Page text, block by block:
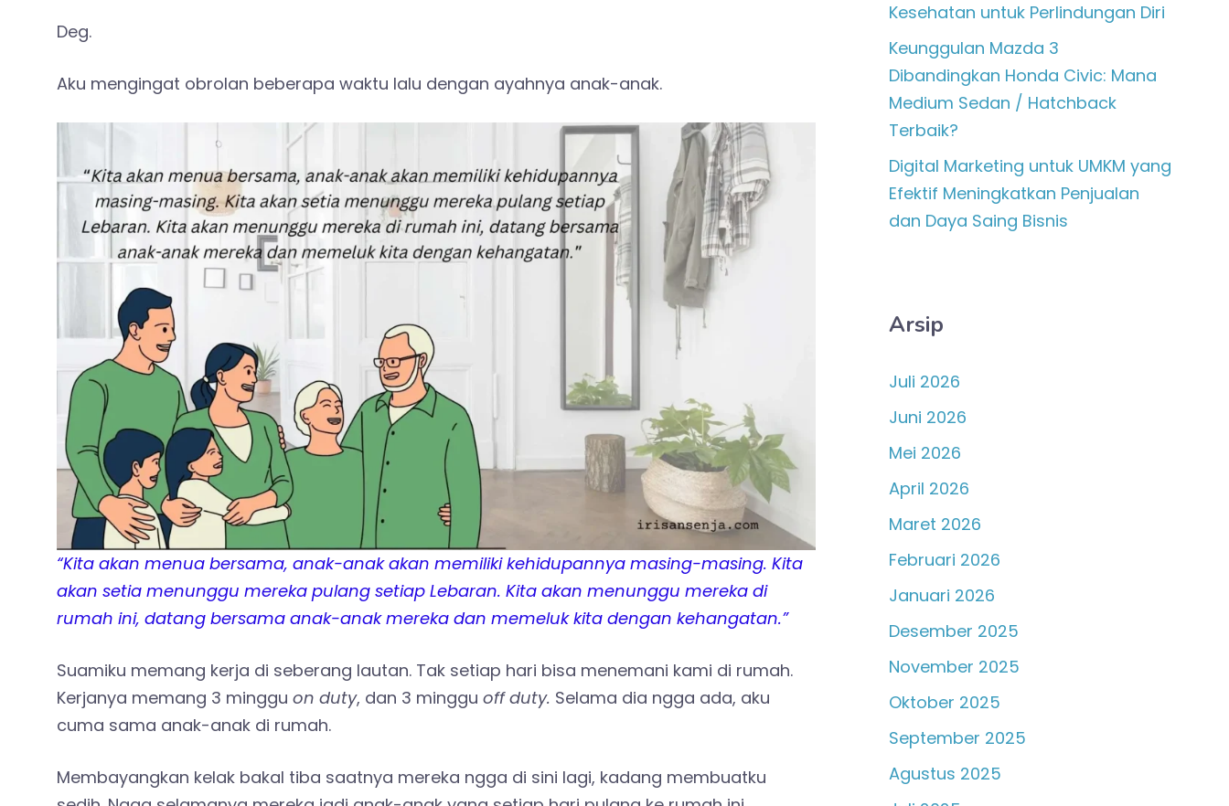
Deg.
Aku mengingat obrolan beberapa waktu lalu dengan ayahnya anak-anak.
“Kita akan menua bersama, anak-anak akan memiliki kehidupannya masing-masing. Kita
akan setia menunggu mereka pulang setiap Lebaran. Kita akan menunggu mereka di
rumah ini, datang bersama anak-anak mereka dan memeluk kita dengan kehangatan.”
Suamiku memang kerja di seberang lautan. Tak setiap hari bisa menemani kami di rumah.
Kerjanya memang 3 minggu on duty, dan 3 minggu off duty. Selama dia ngga ada, aku
cuma sama anak-anak di rumah.
Membayangkan kelak bakal tiba saatnya mereka ngga di sini lagi, kadang membuatku
Kesehatan untuk Perlindungan Diri
Keunggulan Mazda 3
Dibandingkan Honda Civic: Mana
Medium Sedan / Hatchback
Terbaik?
Digital Marketing untuk UMKM yang
Efektif Meningkatkan Penjualan
dan Daya Saing Bisnis
Arsip
Juli 2026
Juni 2026
Mei 2026
April 2026
Maret 2026
Februari 2026
Januari 2026
Desember 2025
November 2025
Oktober 2025
September 2025
Agustus 2025